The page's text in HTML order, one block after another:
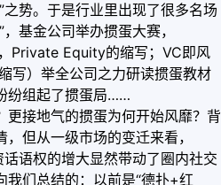
之势。于是行业里出现了很多名场
基金公司举办掼蛋大赛，
Private Equity的缩写；VC即风
写）举全公司之力研读掼蛋教材
纷组起了掼蛋局……
更接地气的掼蛋为何开始风靡？背
但从一级市场的变迁来看，
话语权的增大显然带动了圈内社交
我们总结的：以前是“德扑+红